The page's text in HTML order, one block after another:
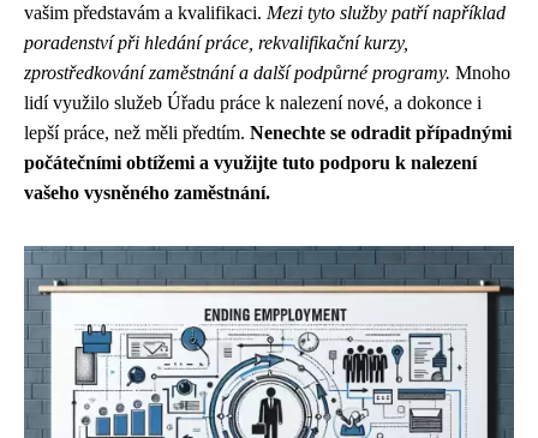
vašim představám a kvalifikaci. Mezi tyto služby patří například
poradenství při hledání práce, rekvalifikační kurzy,
zprostředkování zaměstnání a další podpůrné programy. Mnoho
lidí využilo služeb Úřadu práce k nalezení nové, a dokonce i
lepší práce, než měli předtím. Nenechte se odradit případnými
počátečními obtížemi a využijte tuto podporu k nalezení
vašeho vysněného zaměstnání.